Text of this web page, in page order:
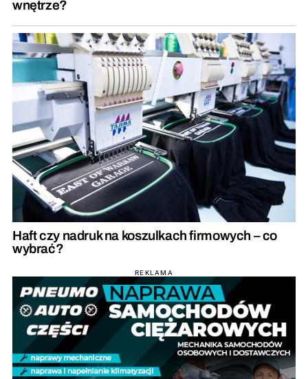
wnętrze?
Haft czy nadruk na koszulkach firmowych – co
wybrać?
REKLAMA